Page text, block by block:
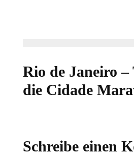
Rio de Janeiro
die Cidade
Schreibe einen